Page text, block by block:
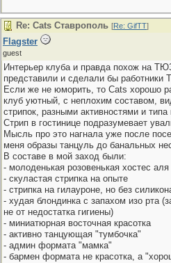
Re: Cats Ставрополь [Re: GifTT]
Flagster
guest
Интерьер клуба и правда похож на
представили и сделали бы работники
Если же не юморить, то Cats хорошо
клуб уютный, с неплохим составом,
стрипок, разными активностями и
Стрип в гостинице подразумевает
Мысль про это нагнала уже после
меня образы танцуль до банальных
В составе в мой заход были:
- молоденькая розовенькая хостес
- скуластая стрипка на опыте
- стрипка на гилауроне, но без
- худая блондинка с запахом изо рта
не от недостатка гигиены)
- миниатюрная восточная красотка
- активно танцующая "тумбочка"
- админ формата "мамка"
- бармен формата не красотка, а